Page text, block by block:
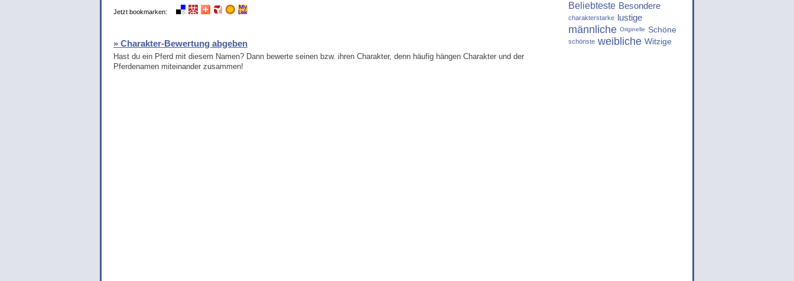
Jetzt bookmarken:
» Charakter-Bewertung abgeben
Hast du ein Pferd mit diesem Namen? Dann bewerte seinen bzw. ihren Charakter, denn häufig hängen Charakter und der
Pferdenamen miteinander zusammen!
Beliebteste Besondere
charakterstarke lustige
männliche Originelle Schöne
schönste weibliche Witzige